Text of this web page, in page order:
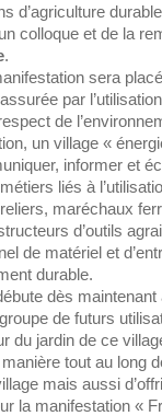
d’agriculture
colloque et de la
.
sera
par
de
un village «
informer et
liés à
maréchaux
d’outils
de matériel et
durable.
dès
de futurs
du jardin de ce
tout au long
mais aussi
la manifestation «